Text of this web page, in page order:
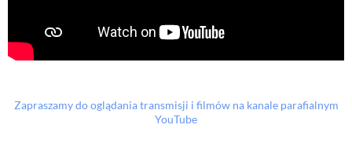
Zapraszamy do oglądania transmisji i filmów na kanale parafialnym
YouTube